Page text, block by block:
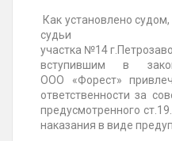
Как установлено
судьи
участка №14 г
вступившим в
ООО «Форест»
ответственности за
предусмотренного
наказания в виде